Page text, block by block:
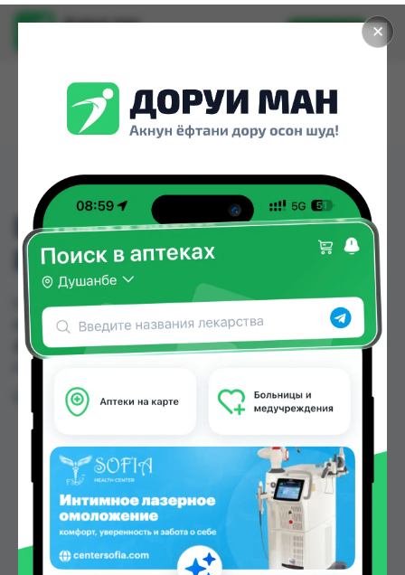
✕
Доруи ман
Установить
LOVELY (ЛОВЛИ)
РАЗМЕР 4 №52
LOVELY (ЛОВЛИ) РАЗМЕР 4 №52 можно купить
или заказать в аптеках, Ибн Хайян (Масрур-
фарм) по цене от 120.00 TJS в Душанбе и других
Цена: от120.00 TJS